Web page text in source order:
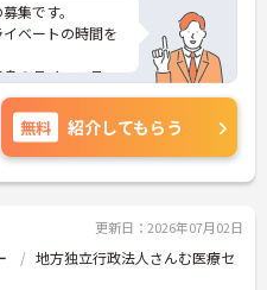
集です。
ベートの時間を
のライフステー
境が整っていま
トなど、さらに
にご相談くださ
無料 紹介してもらう
更新日：2026年07月02日
地方独立行政法人さんむ医療セ